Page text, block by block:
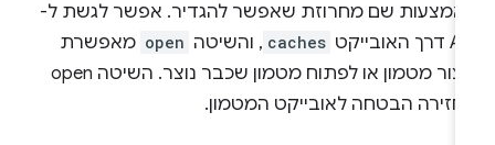
שם מחרוזת שאפשר להגדיר. אפשר לגשת ל-
caches , והשיטה open מאפשרת
ליצור מטמון או לפתוח מטמון שכבר נוצר. השיטה open
הבטחה לאובייקט המטמון.